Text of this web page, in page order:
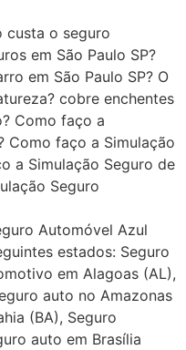
custa o seguro
em São Paulo SP?
em São Paulo SP? O
cobre enchentes
Como faço a
Como faço a Simulação
a Simulação Seguro de
Seguro
Automóvel Azul
estados: Seguro
em Alagoas (AL),
auto no Amazonas
(BA), Seguro
auto em Brasília